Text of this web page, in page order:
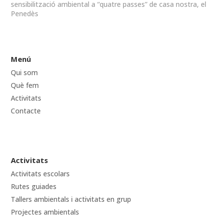
sensibilització ambiental a “quatre passes” de casa nostra, el
Penedès
Menú
Qui som
Què fem
Activitats
Contacte
Activitats
Activitats escolars
Rutes guiades
Tallers ambientals i activitats en grup
Projectes ambientals